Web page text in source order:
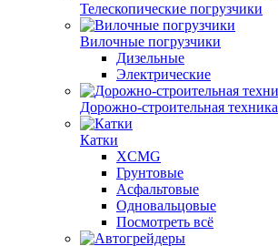
Телескопические погрузчики
Вилочные погрузчики
Дизельные
Электрические
Дорожно-строительная техника
Катки
XCMG
Грунтовые
Асфальтовые
Одновальцовые
Посмотреть всё